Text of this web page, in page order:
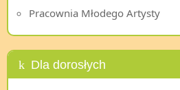
Pracownia Młodego Artysty
Dla dorosłych